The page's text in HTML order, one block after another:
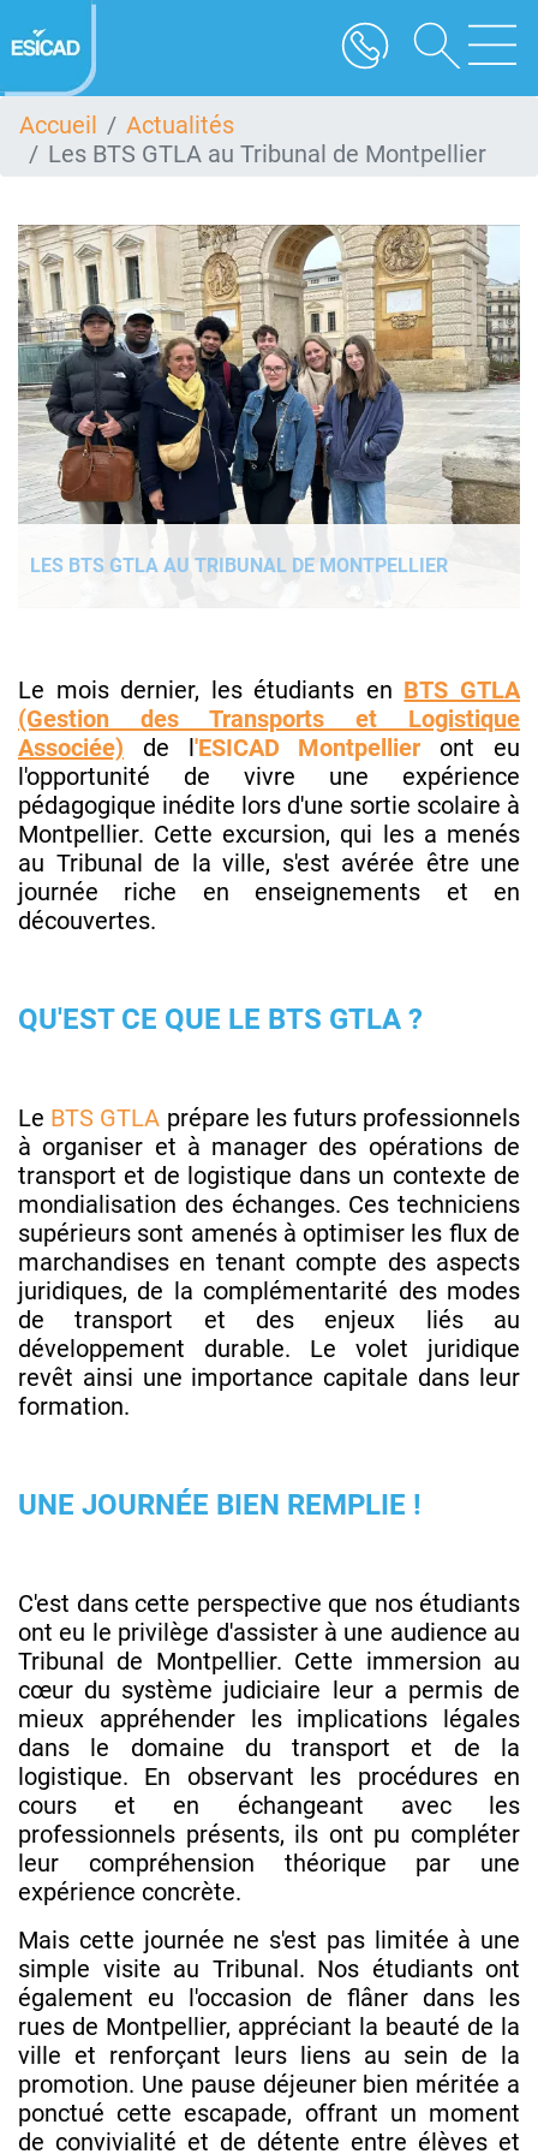
au
contenu
Accueil
Actualités
Les BTS GTLA au Tribunal de Montpellier
LES BTS GTLA AU TRIBUNAL DE MONTPELLIER
Le mois dernier, les étudiants en BTS GTLA
(Gestion des Transports et Logistique
Associée) de l'ESICAD Montpellier ont eu
l'opportunité de vivre une expérience
pédagogique inédite lors d'une sortie scolaire à
Montpellier. Cette excursion, qui les a menés
au Tribunal de la ville, s'est avérée être une
journée riche en enseignements et en
découvertes.
QU'EST CE QUE LE BTS GTLA ?
Le BTS GTLA prépare les futurs professionnels
à organiser et à manager des opérations de
transport et de logistique dans un contexte de
mondialisation des échanges. Ces techniciens
supérieurs sont amenés à optimiser les flux de
marchandises en tenant compte des aspects
juridiques, de la complémentarité des modes
de transport et des enjeux liés au
développement durable. Le volet juridique
revêt ainsi une importance capitale dans leur
formation.
UNE JOURNÉE BIEN REMPLIE !
C'est dans cette perspective que nos étudiants
ont eu le privilège d'assister à une audience au
Tribunal de Montpellier. Cette immersion au
cœur du système judiciaire leur a permis de
mieux appréhender les implications légales
dans le domaine du transport et de la
logistique. En observant les procédures en
cours et en échangeant avec les
professionnels présents, ils ont pu compléter
leur compréhension théorique par une
expérience concrète.
Mais cette journée ne s'est pas limitée à une
simple visite au Tribunal. Nos étudiants ont
également eu l'occasion de flâner dans les
rues de Montpellier, appréciant la beauté de la
ville et renforçant leurs liens au sein de la
promotion. Une pause déjeuner bien méritée a
ponctué cette escapade, offrant un moment
de convivialité et de détente entre élèves et